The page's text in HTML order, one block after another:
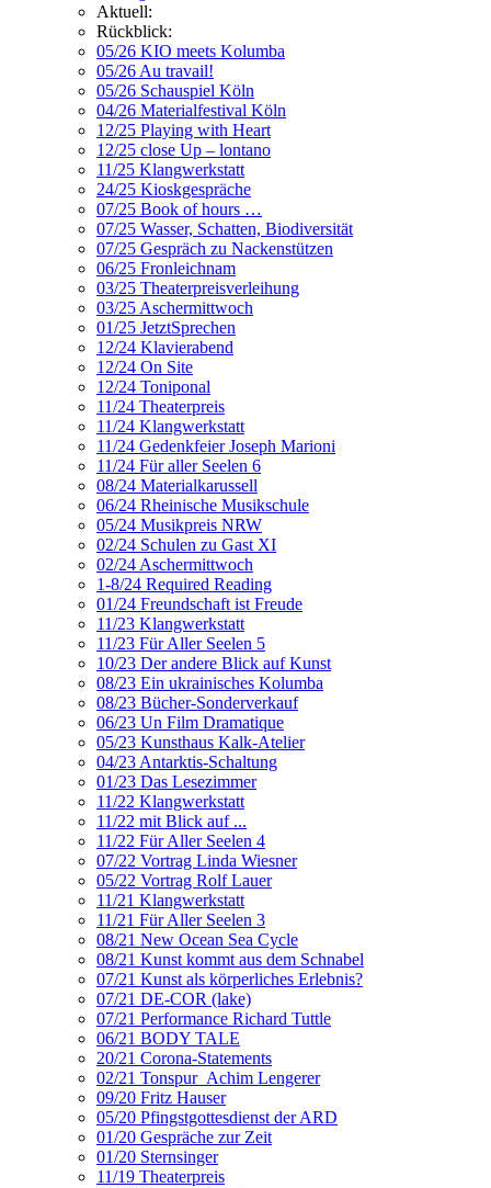
Aktuell:
Rückblick:
05/26 KIO meets Kolumba
05/26 Au travail!
05/26 Schauspiel Köln
04/26 Materialfestival Köln
12/25 Playing with Heart
12/25 close Up – lontano
11/25 Klangwerkstatt
24/25 Kioskgespräche
07/25 Book of hours …
07/25 Wasser, Schatten, Biodiversität
07/25 Gespräch zu Nackenstützen
06/25 Fronleichnam
03/25 Theaterpreisverleihung
03/25 Aschermittwoch
01/25 JetztSprechen
12/24 Klavierabend
12/24 On Site
12/24 Toniponal
11/24 Theaterpreis
11/24 Klangwerkstatt
11/24 Gedenkfeier Joseph Marioni
11/24 Für aller Seelen 6
08/24 Materialkarussell
06/24 Rheinische Musikschule
05/24 Musikpreis NRW
02/24 Schulen zu Gast XI
02/24 Aschermittwoch
1-8/24 Required Reading
01/24 Freundschaft ist Freude
11/23 Klangwerkstatt
11/23 Für Aller Seelen 5
10/23 Der andere Blick auf Kunst
08/23 Ein ukrainisches Kolumba
08/23 Bücher-Sonderverkauf
06/23 Un Film Dramatique
05/23 Kunsthaus Kalk-Atelier
04/23 Antarktis-Schaltung
01/23 Das Lesezimmer
11/22 Klangwerkstatt
11/22 mit Blick auf ...
11/22 Für Aller Seelen 4
07/22 Vortrag Linda Wiesner
05/22 Vortrag Rolf Lauer
11/21 Klangwerkstatt
11/21 Für Aller Seelen 3
08/21 New Ocean Sea Cycle
08/21 Kunst kommt aus dem Schnabel
07/21 Kunst als körperliches Erlebnis?
07/21 DE-COR (lake)
07/21 Performance Richard Tuttle
06/21 BODY TALE
20/21 Corona-Statements
02/21 Tonspur_Achim Lengerer
09/20 Fritz Hauser
05/20 Pfingstgottesdienst der ARD
01/20 Gespräche zur Zeit
01/20 Sternsinger
11/19 Theaterpreis